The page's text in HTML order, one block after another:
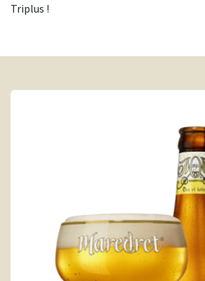
Triplus !